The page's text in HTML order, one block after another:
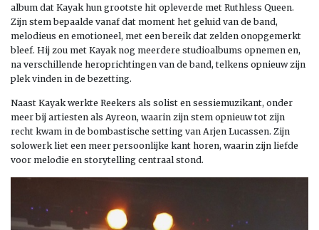
album dat Kayak hun grootste hit opleverde met Ruthless Queen.
Zijn stem bepaalde vanaf dat moment het geluid van de band,
melodieus en emotioneel, met een bereik dat zelden onopgemerkt
bleef. Hij zou met Kayak nog meerdere studioalbums opnemen en,
na verschillende heroprichtingen van de band, telkens opnieuw zijn
plek vinden in de bezetting.
Naast Kayak werkte Reekers als solist en sessiemuzikant, onder
meer bij artiesten als Ayreon, waarin zijn stem opnieuw tot zijn
recht kwam in de bombastische setting van Arjen Lucassen. Zijn
solowerk liet een meer persoonlijke kant horen, waarin zijn liefde
voor melodie en storytelling centraal stond.